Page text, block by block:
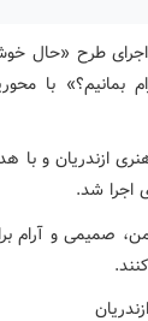
اجرای طرح «حال
بمانیم؟» با
فرهنگی‌هنری
اجرا شد.
صمیمی و آرام